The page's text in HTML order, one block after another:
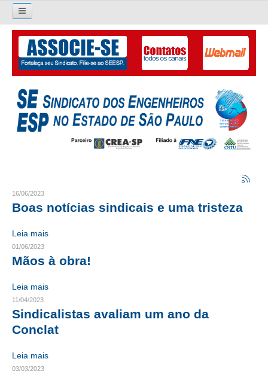
Pesquisar...
O SINDICATO
APRESENTAÇÃO
PALAVRA DO PRESIDENTE
LIVRO GESTÃO 2026-2029
ORGANOGRAMA
CRESCE BRASIL
CONSELHO TECNOLÓGICO
16/06/2023
Boas notícias sindicais e uma tristeza
Leia mais
01/06/2023
Mãos à obra!
Leia mais
11/04/2023
Sindicalistas avaliam um ano da
Conclat
Leia mais
03/03/2023